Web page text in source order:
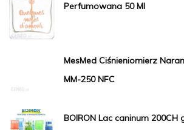
Perfumowana 50 Ml
MesMed Ciśnieniomierz
MM-250 NFC
BOIRON Lac caninum 200CH